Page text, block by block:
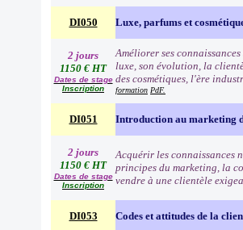
DI050 Luxe, parfums et
2 jours
1150 € HT
Dates de stage
Inscription
Améliorer ses
luxe, son évolution, la
des cosmétiques, l'ère
formation PdF.
DI051 Introduction au marketing
2 jours
1150 € HT
Dates de stage
Inscription
Acquérir les connaissances
principes du marketing, la
vendre à une clientèle
DI053 Codes et attitudes de la